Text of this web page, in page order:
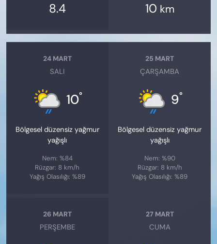
8.4 10 km
24 MART
SALI
10°
Bölgesel düzensiz yağmur
yağışlı
Nem: %84
Rüzgar: 8 km/h
Yağış Olasılığı: %89
25 MART
ÇARŞAMBA
9°
Bölgesel düzensiz yağmur
yağışlı
Nem: %90
Rüzgar: 8 km/h
Yağış Olasılığı: %89
26 MART
PERŞEMBE
27 MART
CUMA